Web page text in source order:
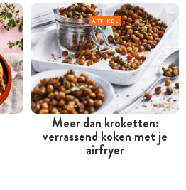
ARTIKEL
Meer dan kroketten:
verrassend koken met je
airfryer